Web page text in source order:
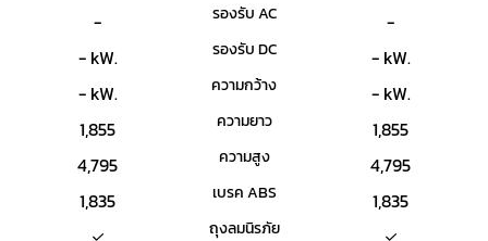
-
- kW.
- kW.
1,855
4,795
1,835
-
- kW.
- kW.
1,855
4,795
1,835
รองรับ AC
รองรับ DC
ความกว้าง
ความยาว
ความสูง
เบรค ABS
ถุงลมนิรภัย